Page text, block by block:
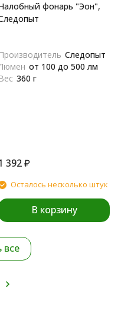
фонарь "Эон",
Производитель Следопыт
от 100 до 500 лм
Вес 360 г
392₽
Осталось несколько штук
В корзину
все